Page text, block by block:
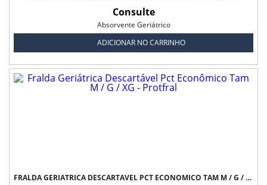
Consulte
Absorvente Geriátrico
ADICIONAR NO CARRINHO
FRALDA GERIÁTRICA DESCARTÁVEL PCT ECONÔMICO TAM M / G / XG - PROTFRAL